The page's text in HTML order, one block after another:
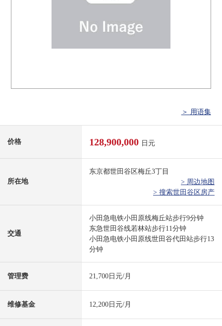
＞ 用语集
价格 128,900,000 日元
所在地
东京都世田谷区梅丘3丁目
> 周边地图
> 搜索世田谷区房产
交通
小田急电铁小田原线梅丘站步行9分钟
东急世田谷线若林站步行11分钟
小田急电铁小田原线世田谷代田站步行13
分钟
管理费 21,700日元/月
维修基金 12,200日元/月